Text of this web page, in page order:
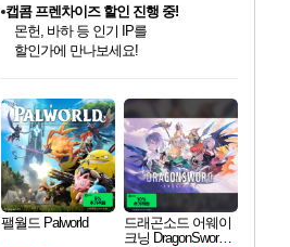
최대 90% 할인가를 만나보세요!
네이버혜택과 함께 만나보세요!
50%할인&추가 적립까지!
네이버 포인트 혜택까지!
이니&베니 혜택까지!
네이버 혜택가와 함께 예약하세요!
할인&네이버혜택으로 만나보세요!
네이버페이 혜택과 만나보세요!
40주년 프로모션으로 만나보세요!
캡콤 프렌차이즈 할인 진행 중!
몬헌, 바하 등 인기 IP를
할인가에 만나보세요!
일부 에디션 상시 할인!
혜택으로 예약 판매 중
편안하게 충전하세요
팰월드 Palworld
드래곤소드 어웨이
크닝 DragonSword A